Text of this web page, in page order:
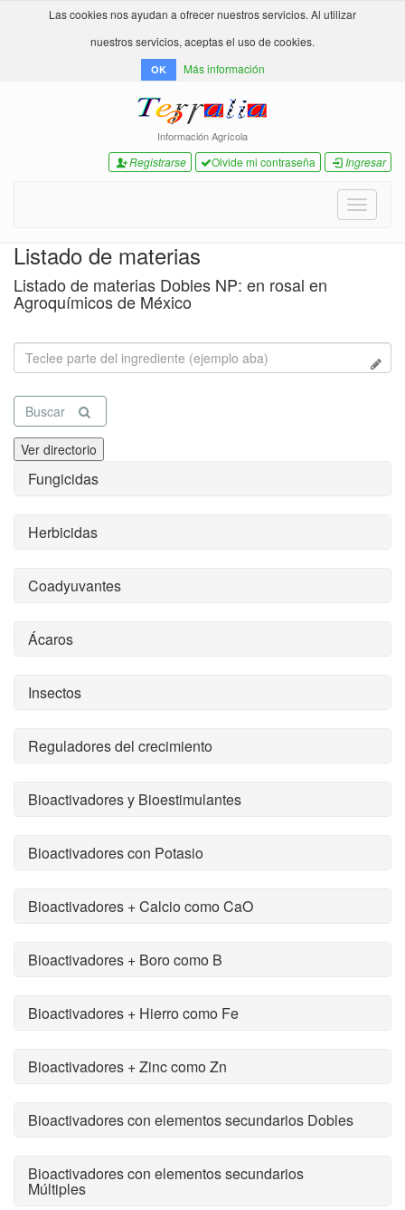
Las cookies nos ayudan a ofrecer nuestros servicios. Al utilizar
nuestros servicios, aceptas el uso de cookies.
OK Más información
Información Agrícola
Registrarse Olvide mi contraseña Ingresar
Toggle
Listado de materias
Listado de materias Dobles NP: en rosal en
Agroquímicos de México
Buscar
Ver directorio
Fungicidas
Herbicidas
Coadyuvantes
Ácaros
Insectos
Reguladores del crecimiento
Bioactivadores y Bioestimulantes
Bioactivadores con Potasio
Bioactivadores + Calcio como CaO
Bioactivadores + Boro como B
Bioactivadores + Hierro como Fe
Bioactivadores + Zinc como Zn
Bioactivadores con elementos secundarios Dobles
Bioactivadores con elementos secundarios
Múltiples